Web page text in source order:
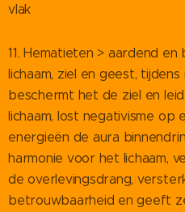
vlak
11. Hematieten > aardend
lichaam, ziel en geest,
beschermt het de ziel en
lichaam, lost negativisme
energieën de aura
harmonie voor het lichaam,
de overlevingsdrang,
betrouwbaarheid en geeft